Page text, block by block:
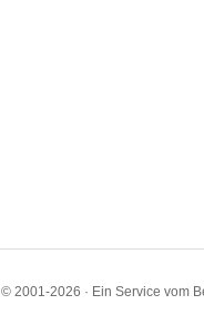
© 2001-2026 · Ein Service vom